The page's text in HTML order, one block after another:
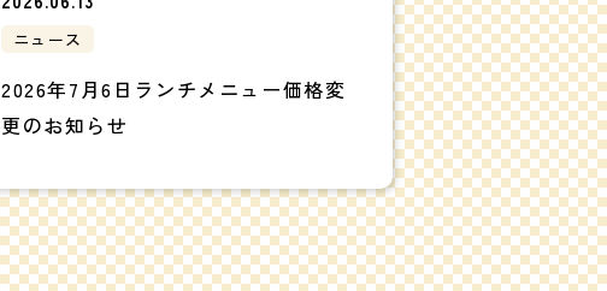
ニュース
2026年7月6日ランチメニュー価格変
更のお知らせ